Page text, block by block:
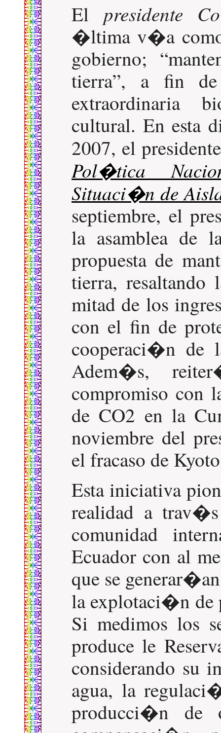
El presidente
�ltima v�a
gobierno;
tierra , a fin de
extraordinaria
cultural. En esta
2007, el
Pol�tica
Situaci�n de
septiembre, el
la asamblea de
propuesta de
tierra, resaltando
mitad de los
con el fin de
cooperaci�n de
Adem�s,
compromiso con
de CO2 en la
noviembre del
el fracaso de
Esta iniciativa
realidad a
comunidad
Ecuador con al
que se
la explotaci�n de
Si medimos los
produce le
considerando su
agua, la
producci�n de